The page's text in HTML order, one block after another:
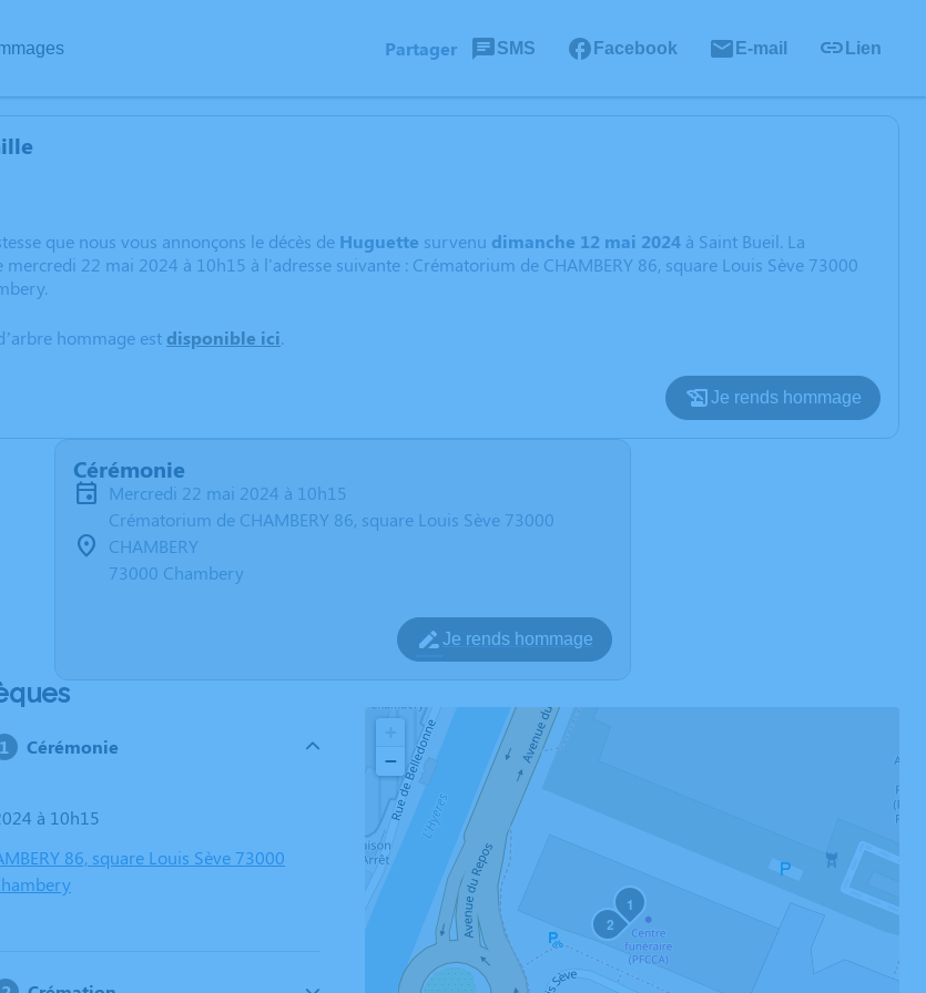
Partager SMS Facebook E-mail Lien
que nous vous annonçons le décès de Huguette survenu dimanche 12 mai 2024 à Saint Bueil. La
22 mai 2024 à 10h15 à l'adresse suivante : Crématorium de CHAMBERY 86, square Louis Sève 73000
hommage est disponible ici.
Je rends hommage
Cérémonie
mercredi 22 mai 2024 à 10h15
Crématorium de CHAMBERY 86, square Louis Sève 73000
CHAMBERY
73000 Chambery
Je rends hommage
Cérémonie
à 10h15
86, square Louis Sève 73000
1
2
−